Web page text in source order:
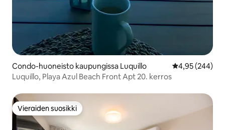
Condo-huoneisto kaupungissa Luquillo
4,95 (244)
Luquillo, Playa Azul Beach Front Apt 20. kerros
Vieraiden suosikki
Vieraiden suosikki